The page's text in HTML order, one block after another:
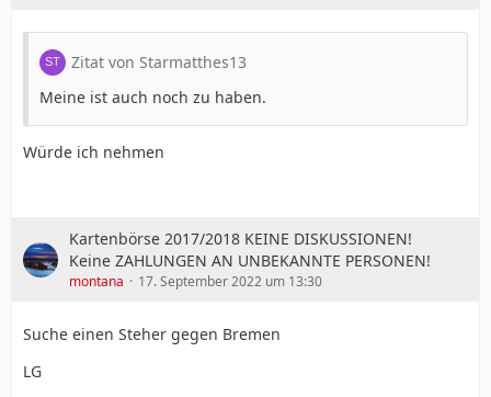
Zitat von Starmatthes13
Meine ist auch noch zu haben.
Würde ich nehmen
Kartenbörse 2017/2018 KEINE DISKUSSIONEN!
Keine ZAHLUNGEN AN UNBEKANNTE PERSONEN!
montana 17. September 2022 um 13:30
Suche einen Steher gegen Bremen
LG